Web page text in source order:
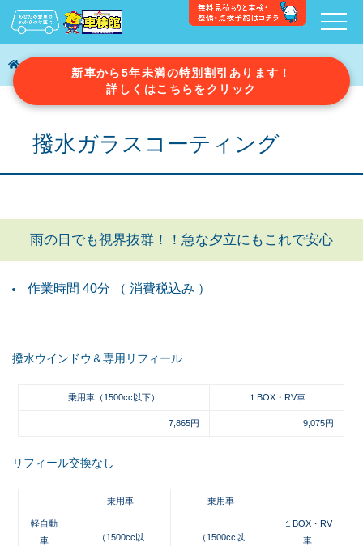
新車から5年未満の特別割引あります！
詳しくはこちらをクリック
車検館のサービス・メンテナンス 撥水ガラスコーティング
撥水ガラスコーティング
雨の日でも視界抜群！！急な夕立にもこれで安心
作業時間 40分 （ 消費税込み ）
撥水ウインドウ＆専用リフィール
乗用車（1500cc以下） １BOX・RV車
7,865円 9,075円
リフィール交換なし
軽自動
車
乗用車
（1500cc以
乗用車
（1500cc以
１BOX・RV
車